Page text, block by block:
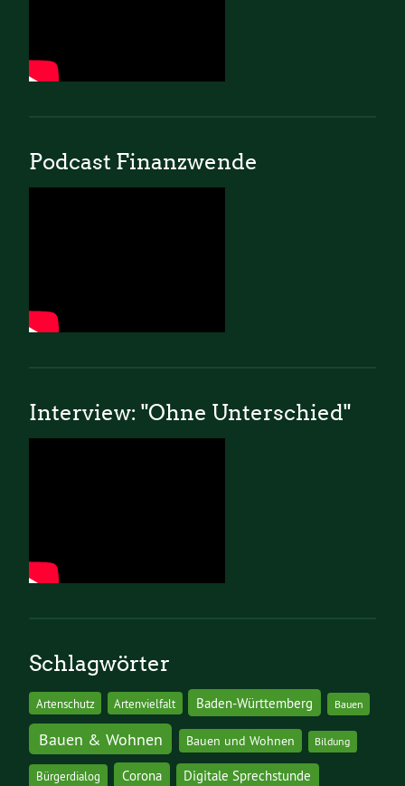
Podcast Finanzwende
Interview: "Ohne Unterschied"
Schlagwörter
Artenschutz Artenvielfalt Baden-Württemberg Bauen
Bauen & Wohnen Bauen und Wohnen Bildung
Bürgerdialog Corona Digitale Sprechstunde